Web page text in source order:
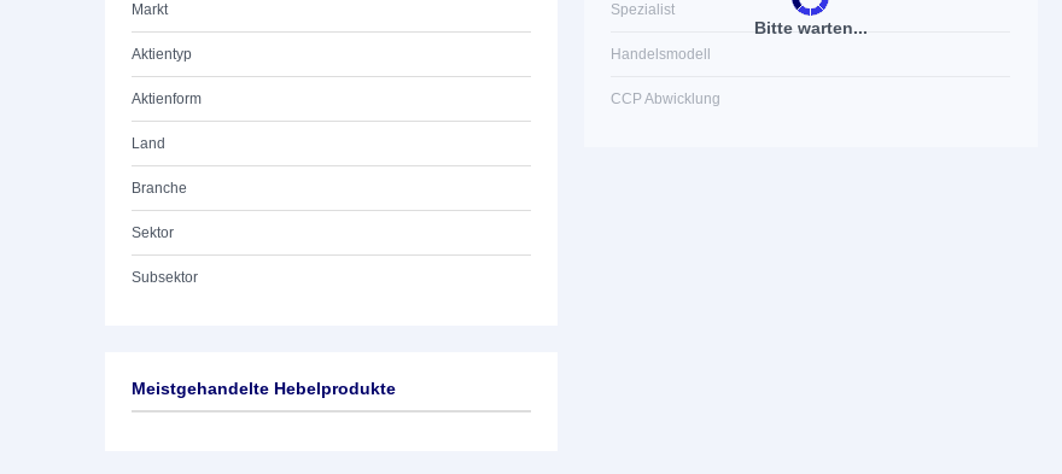
Markt
Aktientyp
Aktienform
Land
Branche
Sektor
Subsektor
Bitte warten...
Spezialist
Handelsmodell
CCP Abwicklung
Meistgehandelte Hebelprodukte